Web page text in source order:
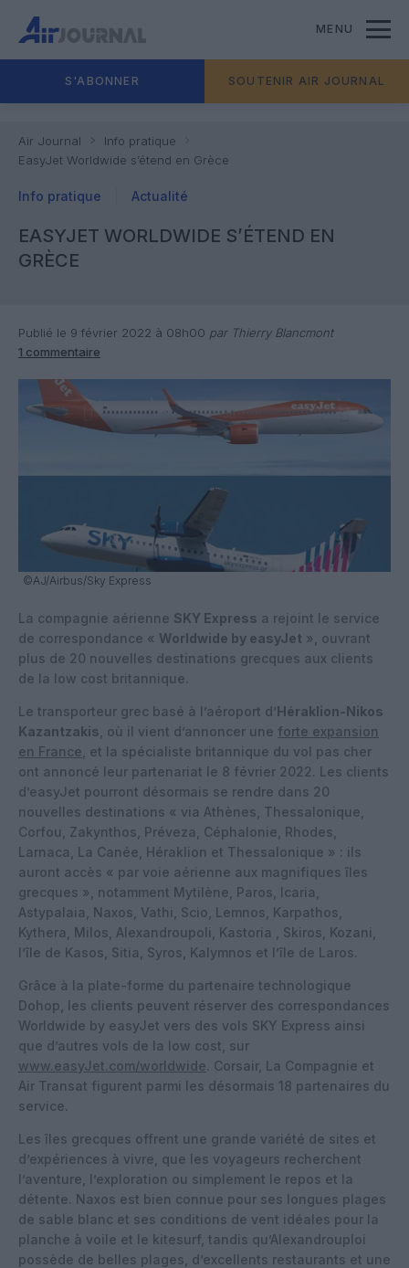
MENU
S'ABONNER SOUTENIR AIR JOURNAL
Air Journal
Info pratique
EasyJet Worldwide s’étend en Grèce
Info pratique Actualité
EASYJET WORLDWIDE S’ÉTEND EN
GRÈCE
Publié le 9 février 2022 à 08h00 par Thierry Blancmont
1 commentaire
©AJ/Airbus/Sky Express
La compagnie aérienne SKY Express a rejoint le service
de correspondance « Worldwide by easyJet », ouvrant
plus de 20 nouvelles destinations grecques aux clients
de la low cost britannique.
Le transporteur grec basé à l’aéroport d’Héraklion-Nikos
Kazantzakis , où il vient d’annoncer une forte expansion
en France , et la spécialiste britannique du vol pas cher
ont annoncé leur partenariat le 8 février 2022. Les clients
d’easyJet pourront désormais se rendre dans 20
nouvelles destinations « via Athènes, Thessalonique,
Corfou, Zakynthos, Préveza, Céphalonie, Rhodes,
Larnaca, La Canée, Héraklion et Thessalonique » : ils
auront accès « par voie aérienne aux magnifiques îles
grecques », notamment Mytilène, Paros, Icaria,
Astypalaia, Naxos, Vathi, Scio, Lemnos, Karpathos,
Kythera, Milos, Alexandroupoli, Kastoria , Skiros, Kozani,
l’île de Kasos, Sitia, Syros, Kalymnos et l’île de Laros.
Grâce à la plate-forme du partenaire technologique
Dohop, les clients peuvent réserver des correspondances
Worldwide by easyJet vers des vols SKY Express ainsi
que d’autres vols de la low cost, sur
www.easyJet.com/worldwide. Corsair, La Compagnie et
Air Transat figurent parmi les désormais 18 partenaires du
service.
Les îles grecques offrent une grande variété de sites et
d’expériences à vivre, que les voyageurs recherchent
l’aventure, l’exploration ou simplement le repos et la
détente. Naxos est bien connue pour ses longues plages
de sable blanc et ses conditions de vent idéales pour la
planche à voile et le kitesurf, tandis qu’Alexandrouploi
possède de belles plages, d’excellents restaurants et une